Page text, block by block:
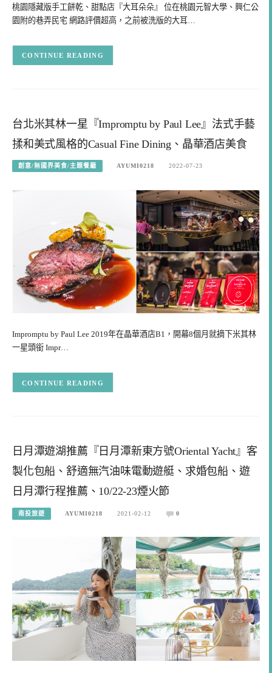
桃園隱藏版手工餅乾、甜點店『大耳朵朵』 位在桃園元智大學、興仁公
園附的巷弄民宅 網路評價超高，之前被洗版的大耳…
CONTINUE READING
台北米其林一星『Impromptu by Paul Lee』法式手藝
揉和美式風格的Casual Fine Dining、晶華酒店美食
創意/無國界美食/主題餐廳 AYUMI0218 2022-07-23
Impromptu by Paul Lee 2019年在晶華酒店B1，開幕8個月就摘下米其林
一星頭銜 Impr…
CONTINUE READING
日月潭遊湖推薦『日月潭新東方號Oriental Yacht』客
製化包船、舒適無汽油味電動遊艇、求婚包船、遊
日月潭行程推薦、10/22-23煙火節
南投旅遊 AYUMI0218 2021-02-12 0